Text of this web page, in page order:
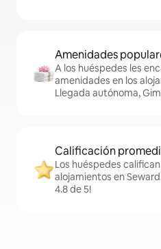
Amenidades
A los huéspedes les
amenidades en los
Llegada autónoma,
Calificación
Los huéspedes
alojamientos en
4.8 de 5!